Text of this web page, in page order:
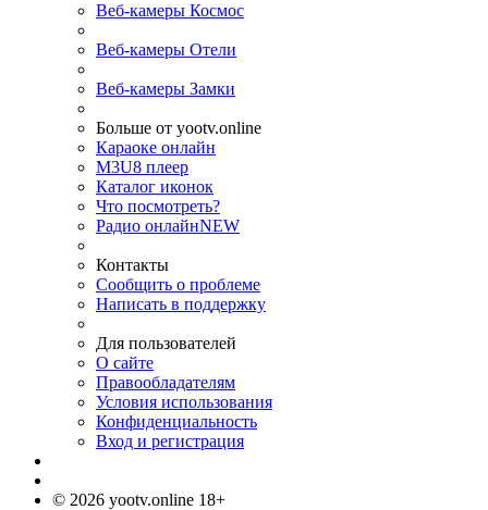
Веб-камеры Космос
Веб-камеры Отели
Веб-камеры Замки
Больше от yootv.online
Караоке онлайн
M3U8 плеер
Каталог иконок
Что посмотреть?
Радио онлайнNEW
Контакты
Сообщить о проблеме
Написать в поддержку
Для пользователей
О сайте
Правообладателям
Условия использования
Конфиденциальность
Вход и регистрация
© 2026 yootv.online 18+